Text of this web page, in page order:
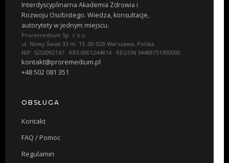
Interdyscyplinarna Akademia Zdrowia i
Rozwoju Osobistego. Wiedza, konsultacje,
autorytety w jednym miejscu.
Proremedium Sp. z o.o.
ul. Nowy Świat 33 m. 13, 00-029 Warszawa, Polska
NIP: 5253092147 · KRS 0001244814 · REGON 54488751300000
kontakt@proremedium.pl
+48 502 081 351
OBSŁUGA
Kontakt
FAQ / Pomoc
Regulamin